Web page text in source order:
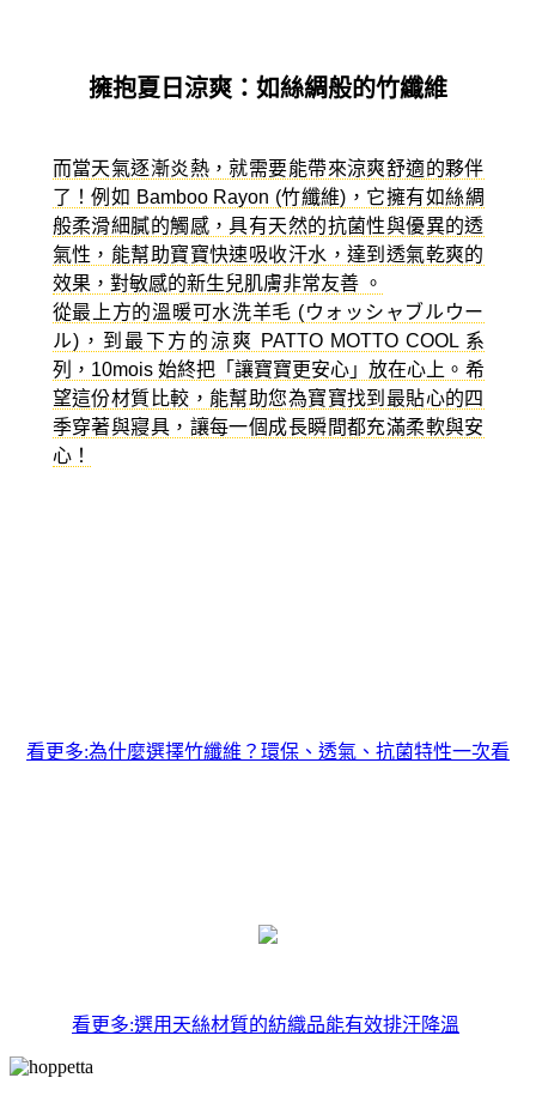
擁抱夏日涼爽：如絲綢般的竹纖維
而當天氣逐漸炎熱，就需要能帶來涼爽舒適的夥伴
了！例如 Bamboo Rayon (竹纖維)，它擁有如絲綢
般柔滑細膩的觸感，具有天然的抗菌性與優異的透
氣性，能幫助寶寶快速吸收汗水，達到透氣乾爽的
效果，對敏感的新生兒肌膚非常友善 。
從最上方的溫暖可水洗羊毛 (ウォッシャブルウー
ル)，到最下方的涼爽 PATTO MOTTO COOL 系
列，10mois 始終把「讓寶寶更安心」放在心上。希
望這份材質比較，能幫助您為寶寶找到最貼心的四
季穿著與寢具，讓每一個成長瞬間都充滿柔軟與安
心！
看更多:為什麼選擇竹纖維？環保、透氣、抗菌特性一次看
看更多:選用天絲材質的紡織品能有效排汗降溫